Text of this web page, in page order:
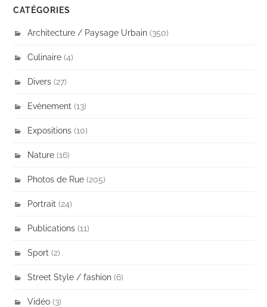
CATÉGORIES
Architecture / Paysage Urbain (350)
Culinaire (4)
Divers (27)
Evènement (13)
Expositions (10)
Nature (16)
Photos de Rue (205)
Portrait (24)
Publications (11)
Sport (2)
Street Style / fashion (6)
Vidéo (3)